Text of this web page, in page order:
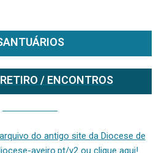
/ ENCONTROS
do antigo site da Diocese de
aveiro.pt/v2 ou clique aqui!